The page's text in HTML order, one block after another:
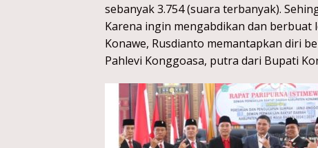
sebanyak 3.754 (suara terbanyak).
Karena ingin mengabdikan dan
Konawe, Rusdianto memantapkan diri
Pahlevi Konggoasa, putra dari Bupati